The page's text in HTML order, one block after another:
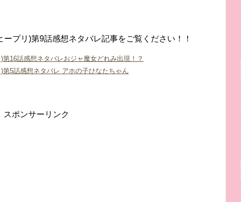
プリ)第9話感想ネタバレ記事をご覧ください！！
16話感想ネタバレおジャ魔女どれみ出現！？
5話感想ネタバレ アホの子ひなたちゃん
スポンサーリンク